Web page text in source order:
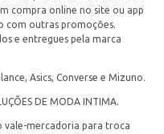
compra online no site ou app
com outras promoções.
e entregues pela marca
Asics, Converse e Mizuno.
DE MODA INTIMA.
vale-mercadoria para troca